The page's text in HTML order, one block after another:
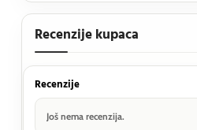
Recenzije kupaca
Recenzije
Još nema recenzija.